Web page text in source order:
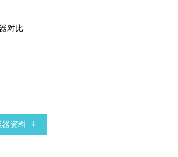
对比
资料